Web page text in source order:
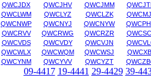
QWCJDX QWCJHV QWCJMM
QWCLWM QWCLYZ QWCLZK
QWCNWP QWCNYJ QWCNYW
QWCRVV QWCRWG QWCRZR
QWCVDS QWCVDY QWCVJN
QWCWLX QWCWQM QWCWSJ
QWCYNM QWCYVV QWCYZT
09-4417 19-4441 29-4429 39-